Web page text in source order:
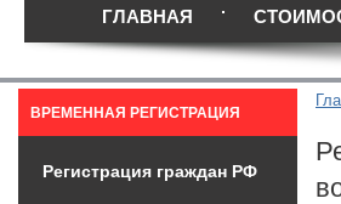
ГЛАВНАЯ
ВРЕМЕННАЯ РЕГИСТРАЦИЯ
Регистрация граждан РФ